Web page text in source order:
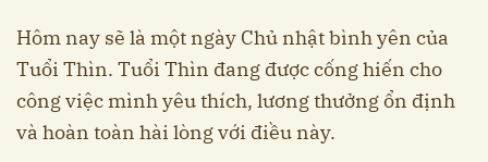
Hôm nay sẽ là một ngày Chủ nhật bình yên của
Tuổi Thìn. Tuổi Thìn đang được cống hiến cho
công việc mình yêu thích, lương thưởng ổn định
và hoàn toàn hài lòng với điều này.